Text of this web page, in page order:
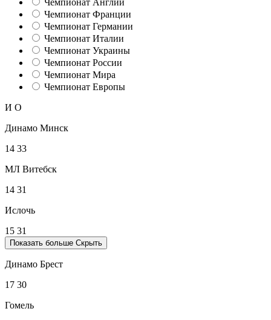
Чемпионат Англии
Чемпионат Франции
Чемпионат Германии
Чемпионат Италии
Чемпионат Украины
Чемпионат России
Чемпионат Мира
Чемпионат Европы
И О
Динамо Минск
14 33
МЛ Витебск
14 31
Ислочь
15 31
Показать больше Скрыть
Динамо Брест
17 30
Гомель